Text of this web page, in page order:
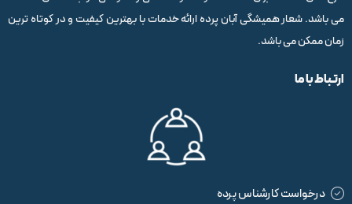
می باشد. شعار همیشگی آبان پرده ارائه خدمات با بهترین کیفیت و در کوتاه ترین
زمان ممکن می باشد.
ارتباط با ما
درخواست کارشناس پرده